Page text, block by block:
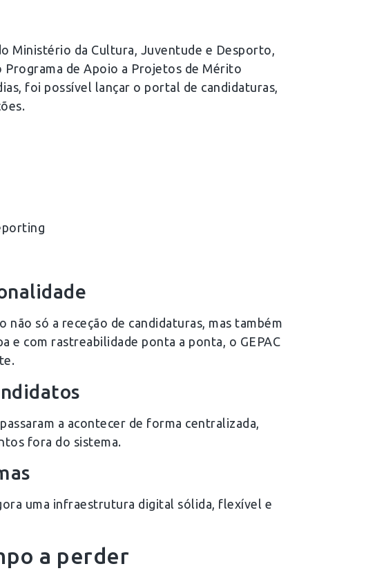
Ministério da Cultura, Juventude e Desporto,
de Apoio a Projetos de Mérito
foi possível lançar o portal de candidaturas,
não só a receção de candidaturas, mas também
e com rastreabilidade ponta a ponta, o GEPAC
a acontecer de forma centralizada,
fora do sistema.
uma infraestrutura digital sólida, flexível e
a perder